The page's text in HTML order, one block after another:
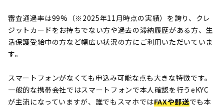
審査通過率は99%（※2025年11月時点の実績）を誇り、クレ
ジットカードをお持ちでない方や過去の滞納履歴がある方、生
活保護受給中の方など幅広い状況の方にご利用いただいていま
す。
スマートフォンがなくても申込み可能な点も大きな特徴です。
一般的な携帯会社ではスマートフォンで本人確認を行うeKYC
が主流になっていますが、誰でもスマホではFAXや郵送でも本